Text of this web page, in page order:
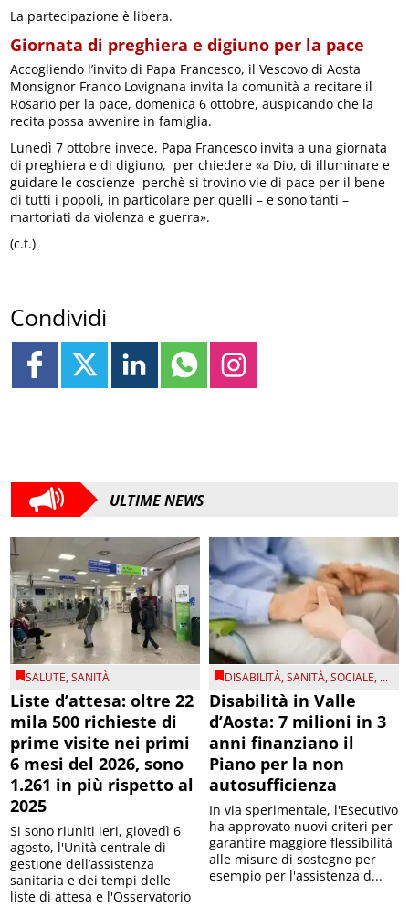
La partecipazione è libera.
Giornata di preghiera e digiuno per la pace
Accogliendo l’invito di Papa Francesco, il Vescovo di Aosta
Monsignor Franco Lovignana invita la comunità a recitare il
Rosario per la pace, domenica 6 ottobre, auspicando che la
recita possa avvenire in famiglia.
Lunedì 7 ottobre invece, Papa Francesco invita a una giornata
di preghiera e di digiuno, per chiedere «a Dio, di illuminare e
guidare le coscienze perchè si trovino vie di pace per il bene
di tutti i popoli, in particolare per quelli – e sono tanti –
martoriati da violenza e guerra».
(c.t.)
Condividi
ULTIME NEWS
SALUTE,SANITÀ
Liste d’attesa: oltre 22
mila 500 richieste di
prime visite nei primi
6 mesi del 2026, sono
1.261 in più rispetto al
2025
Si sono riuniti ieri, giovedì 6
agosto, l'Unità centrale di
gestione dell’assistenza
sanitaria e dei tempi delle
liste di attesa e l'Osservatorio
DISABILITÀ,SANITÀ,SOCIALE, ...
Disabilità in Valle
d’Aosta: 7 milioni in 3
anni finanziano il
Piano per la non
autosufficienza
In via sperimentale, l'Esecutivo
ha approvato nuovi criteri per
garantire maggiore flessibilità
alle misure di sostegno per
esempio per l'assistenza d...